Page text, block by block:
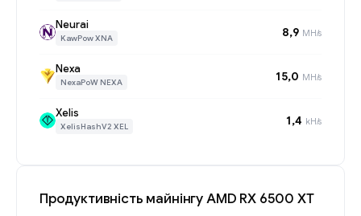
Neurai
KawPow XNA 8,9 MH/s
Nexa
NexaPoW NEXA 15,0 MH/s
Xelis
XelisHashV2 XEL 1,4 kH/s
Продуктивність майнінгу AMD RX 6500 XT